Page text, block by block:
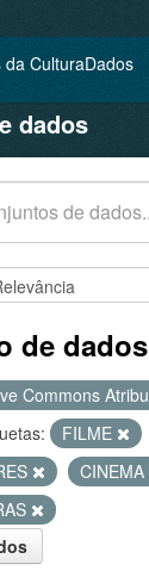
DADOS
dados
de
Commons
FILME
CINEMA